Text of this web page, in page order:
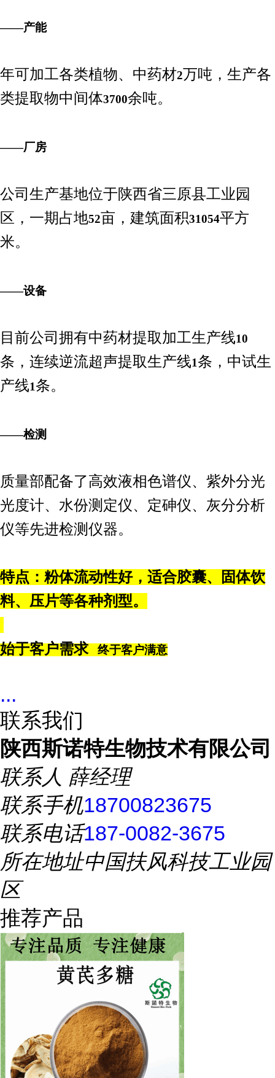
——产能
年可加工各类植物、中药材2万吨，生产各
类提取物中间体3700余吨。
——厂房
公司生产基地位于陕西省三原县工业园
区，一期占地52亩，建筑面积31054平方
米。
——设备
目前公司拥有中药材提取加工生产线10
条，连续逆流超声提取生产线1条，中试生
产线1条。
——检测
质量部配备了高效液相色谱仪、紫外分光
光度计、水份测定仪、定砷仪、灰分分析
仪等先进检测仪器。
特点：粉体流动性好，适合胶囊、固体饮
料、压片等各种剂型。
始于客户需求终于客户满意
...
联系我们
陕西斯诺特生物技术有限公司
联系人 薛经理
联系手机18700823675
联系电话187-0082-3675
所在地址中国扶风科技工业园
区
推荐产品